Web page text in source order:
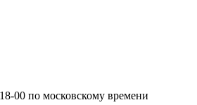
00 по московскому времени